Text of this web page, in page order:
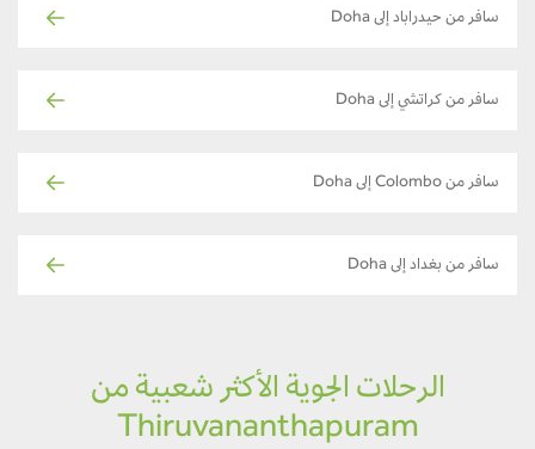
سافر من حيدراباد إلى Doha
سافر من كراتشي إلى Doha
سافر من Colombo إلى Doha
سافر من بغداد إلى Doha
الرحلات الجوية الأكثر شعبية من
Thiruvananthapuram